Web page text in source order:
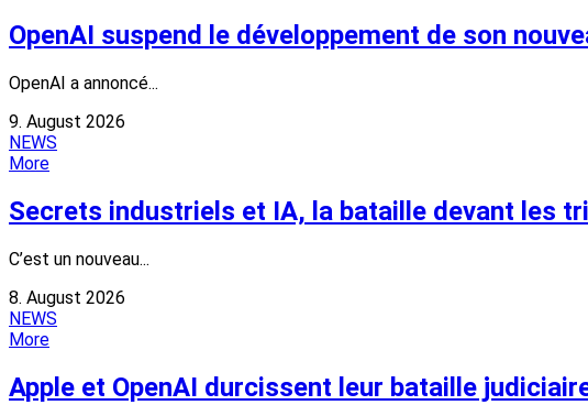
OpenAI suspend le développement de son
OpenAI a annoncé...
9. August 2026
NEWS
More
Secrets industriels et IA, la bataille devant les
C’est un nouveau...
8. August 2026
NEWS
More
Apple et OpenAI durcissent leur bataille